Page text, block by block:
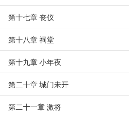
第十七章 丧仪
第十八章 祠堂
第十九章 小年夜
第二十章 城门未开
第二十一章 激将